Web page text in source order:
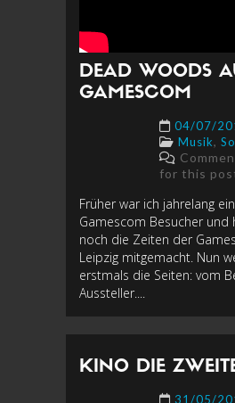
DEAD WOODS
GAMESCOM
04/07/
Musik,
for this
Früher war ich jahrelang
Gamescom Besucher und
noch die Zeiten der
Leipzig mitgemacht. Nun
erstmals die Seiten: vom
Aussteller....
KINO DIE
31/05/